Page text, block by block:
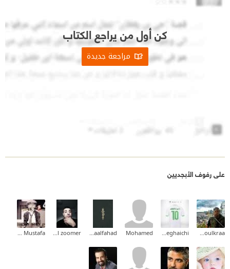
كن أول من يراجع الكتاب
مراجعة جديدة
على رفوف الأبجديين
Mohamed